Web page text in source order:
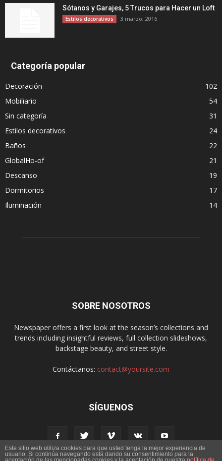
Sótanos y Garajes, 5 Trucos para Hacer un Loft
Estilos decorativos 3 marzo, 2016
Categoría popular
Decoración
102
Mobiliario
54
Sin categoría
31
Estilos decorativos
24
Baños
22
GlobalHo-of
21
Descanso
19
Dormitorios
17
Iluminación
14
SOBRE NOSOTROS
Newspaper offers a first look at the season’s collections and
trends including insightful reviews, full collection slideshows,
backstage beauty, and street style.
Contáctanos: contact@yoursite.com
SÍGUENOS
Este sitio web utiliza cookies para que usted tenga la mejor experiencia de
usuario. Si continúa navegando está dando su consentimiento para la